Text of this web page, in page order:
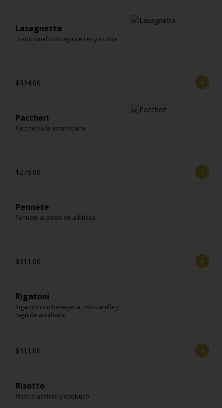
Lasagnetta
Tradicional con ragu de res y ricotta
$334.00
Paccheri
Paccheri a la amatriciana
$276.00
Pennete
Pennete al pesto de albhaca
$311.00
Rigatoni
Rigatoni con berenjena, mozzarella y
ragú de arrabiata
$311.00
Risotto
Risotto azafrán y osobuco